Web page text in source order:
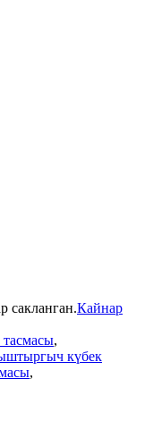
сакланган.Кайнар
,
күбек
,